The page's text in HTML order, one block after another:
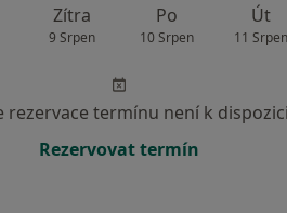
Zítra
9 Srpen
Po
10 Srpen
Út
11 Srpen
rezervace termínu není k dispozici
Rezervovat termín